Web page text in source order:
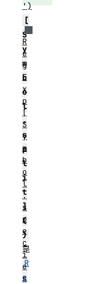
[
S
y
m
b
o
l
.
s
p
l
i
t
]
(
)
是
R
e
')
R
e
g
E
x
p
[
S
y
m
b
o
l
.
s
p
e
c
i
e
s